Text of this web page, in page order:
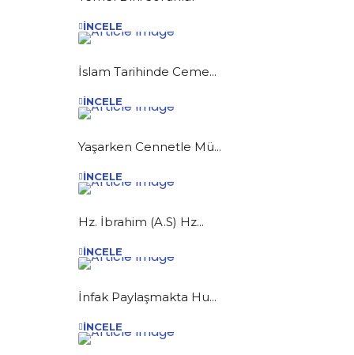
İNCELE
İslam Tarihinde Ceme...
İNCELE
Yaşarken Cennetle Mü...
İNCELE
Hz. İbrahim (A.S) Hz...
İNCELE
İnfak Paylaşmakta Hu...
İNCELE